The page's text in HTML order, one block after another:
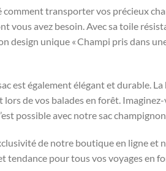
transporter vos précieux
vous avez besoin. Avec sa toile
design unique « Champi pris dans
est également élégant et durable.
de vos balades en forêt.
possible avec notre sac
de notre boutique en ligne
tendance pour tous vos voyages en